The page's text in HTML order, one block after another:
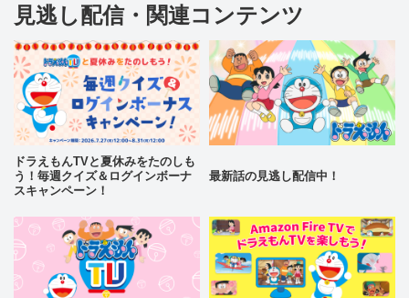
見逃し配信・関連コンテンツ
ドラえもんTVと夏休みをたのしも
う！毎週クイズ＆ログインボーナ
スキャンペーン！
最新話の見逃し配信中！